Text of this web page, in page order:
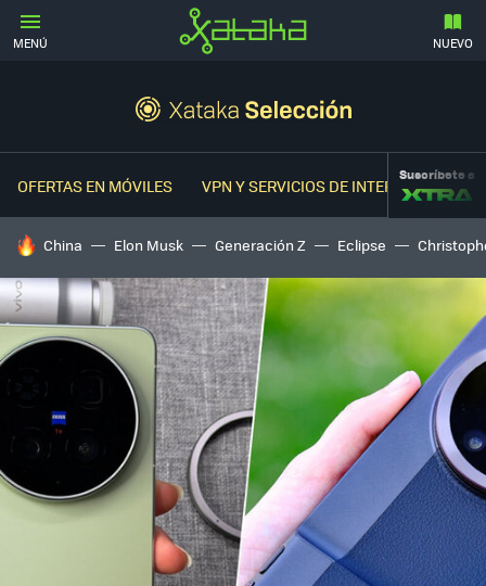
MENÚ NUEVO
OFERTAS EN MÓVILES VPN Y SERVICIOS DE INTERNETSuscríbete a
HOY SE HABLA DE
China Elon Musk Generación Z Eclipse